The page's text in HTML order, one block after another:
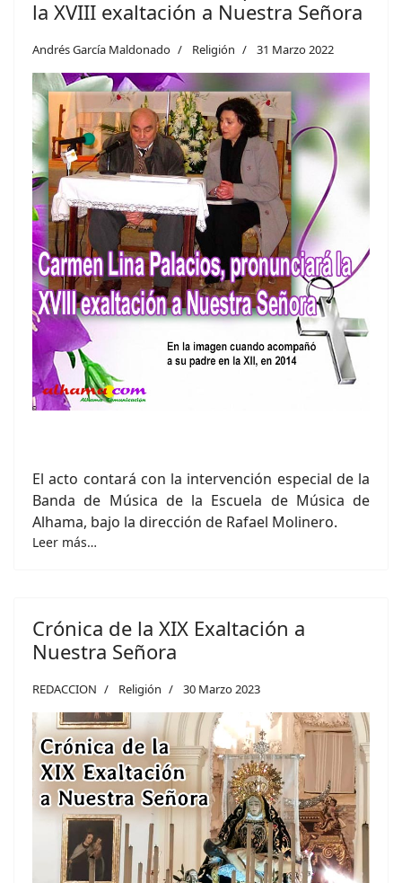
la XVIII exaltación a Nuestra Señora
Andrés García Maldonado Religión 31 Marzo 2022
El acto contará con la intervención especial de la
Banda de Música de la Escuela de Música de
Alhama, bajo la dirección de Rafael Molinero.
Leer más…
Crónica de la XIX Exaltación a
Nuestra Señora
REDACCION Religión 30 Marzo 2023